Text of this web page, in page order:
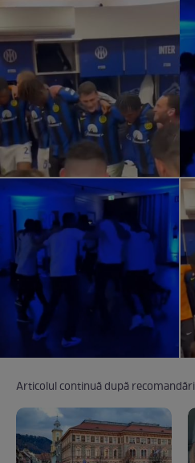
Articolul continuă după recomandări